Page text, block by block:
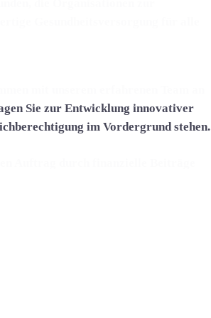
die Organisationen zur
Gesundheitsversorgung für alle
Sie zur Entwicklung innovativer
im Vordergrund stehen.
wirkt sich direkt auf die
Gesundheitsversorgung aus.
bündeln, können wir einen
bewirken.